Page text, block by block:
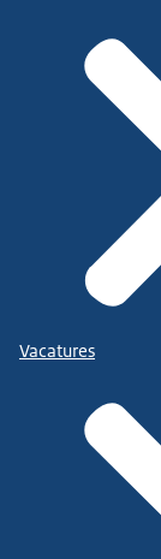
Vacatures